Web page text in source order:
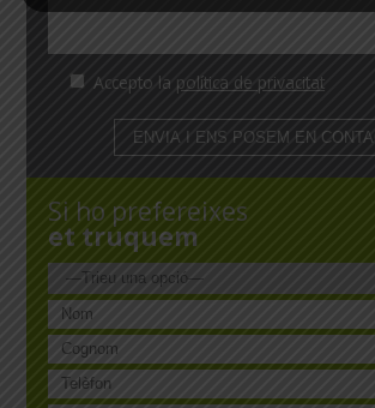
Accepto la política de privacitat
Si ho prefereixes
et truquem